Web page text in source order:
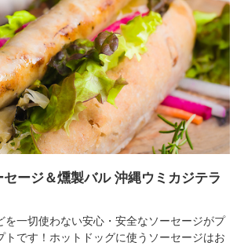
ージ＆燻製バル 沖縄ウミカジテラ
を一切使わない安心・安全なソーセージがプ
トです！ホットドッグに使うソーセージはお